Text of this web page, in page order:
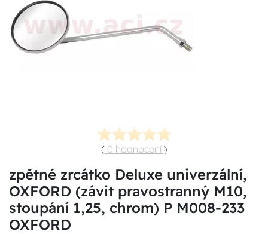
( 0 hodnocení )
zpětné zrcátko Deluxe univerzální,
OXFORD (závit pravostranný M10,
stoupání 1,25, chrom) P M008-233
OXFORD